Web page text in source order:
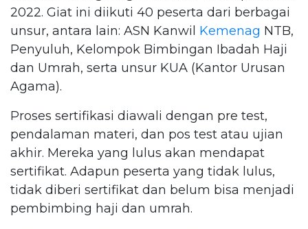
2022. Giat ini diikuti 40 peserta dari berbagai
unsur, antara lain: ASN Kanwil Kemenag NTB,
Penyuluh, Kelompok Bimbingan Ibadah Haji
dan Umrah, serta unsur KUA (Kantor Urusan
Agama).
Proses sertifikasi diawali dengan pre test,
pendalaman materi, dan pos test atau ujian
akhir. Mereka yang lulus akan mendapat
sertifikat. Adapun peserta yang tidak lulus,
tidak diberi sertifikat dan belum bisa menjadi
pembimbing haji dan umrah.